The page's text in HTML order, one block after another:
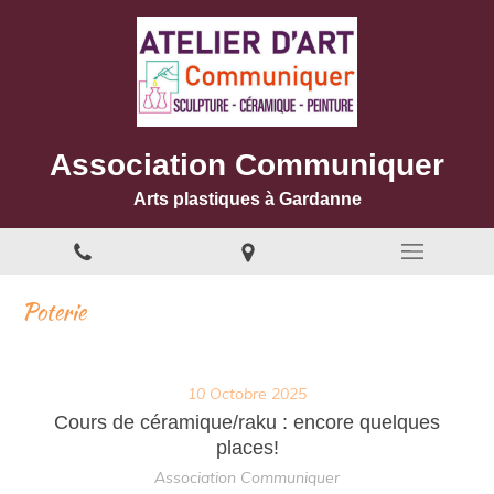
Association Communiquer
Arts plastiques à Gardanne
Poterie
10 Octobre 2025
Cours de céramique/raku : encore quelques
places!
Association Communiquer